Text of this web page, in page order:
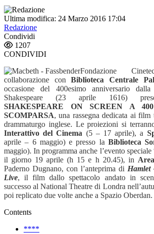
Ultima modifica: 24 Marzo 2016 17:04
Redazione
Condividi
1207
CONDIVIDI
Fondazione
collaborazione conBiblioteca Centrale
occasione del 400esimo anniversario
Shakespeare (23 aprile 1616)
SHAKESPEARE ON SCREEN A
SCOMPARSA, una rassegna dedicata ai
drammaturgo inglese. Le proiezioni si
Interattivo del Cinema (5 – 17 aprile), a
aprile – 6 maggio) e presso la Biblioteca
maggio). In programma anche l’evento speciale
il giorno 19 aprile (h 15 e h 20.45), in
Paderno Dugnano, con l’anteprima di Hamlet
Live, il film dallo spettacolo andato in
successo al National Theatre di Londra
poi replicato due volte anche a Spazio Oberdan.
Contents
****